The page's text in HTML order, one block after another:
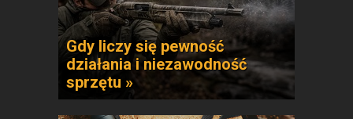
Gdy liczy się pewność
działania i niezawodność
sprzętu »